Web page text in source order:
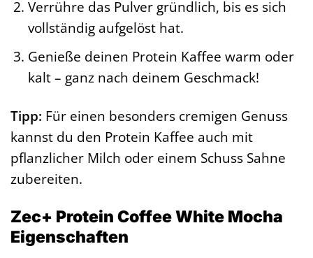
Verrühre das Pulver gründlich, bis es sich
vollständig aufgelöst hat.
Genieße deinen Protein Kaffee warm oder
kalt – ganz nach deinem Geschmack!
Tipp: Für einen besonders cremigen Genuss
kannst du den Protein Kaffee auch mit
pflanzlicher Milch oder einem Schuss Sahne
zubereiten.
Zec+ Protein Coffee White Mocha
Eigenschaften